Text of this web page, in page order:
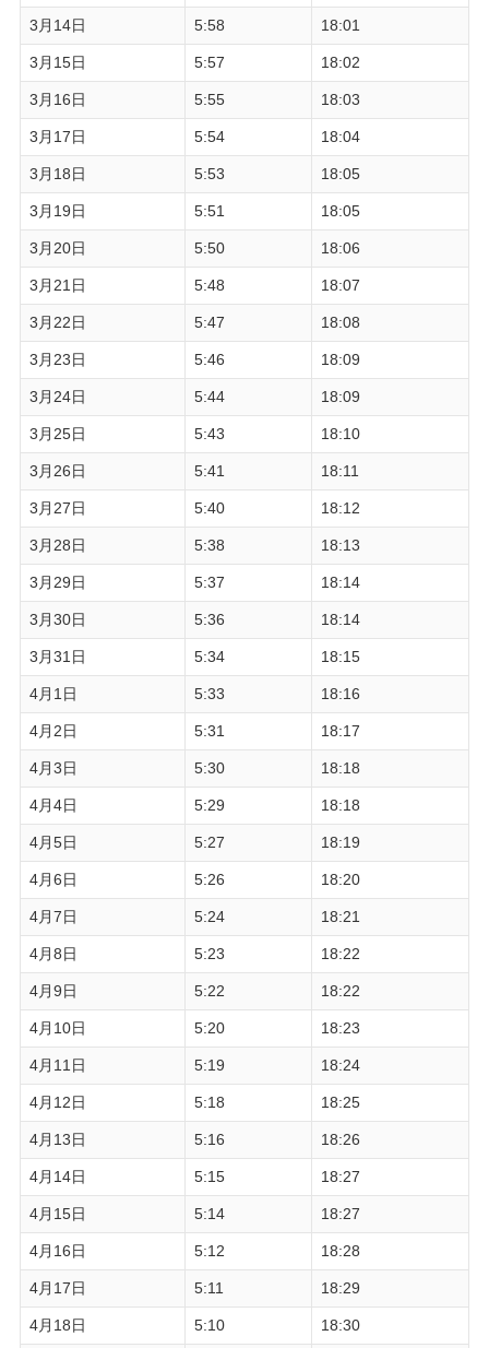
3月14日 5:58 18:01
3月15日 5:57 18:02
3月16日 5:55 18:03
3月17日 5:54 18:04
3月18日 5:53 18:05
3月19日 5:51 18:05
3月20日 5:50 18:06
3月21日 5:48 18:07
3月22日 5:47 18:08
3月23日 5:46 18:09
3月24日 5:44 18:09
3月25日 5:43 18:10
3月26日 5:41 18:11
3月27日 5:40 18:12
3月28日 5:38 18:13
3月29日 5:37 18:14
3月30日 5:36 18:14
3月31日 5:34 18:15
4月1日 5:33 18:16
4月2日 5:31 18:17
4月3日 5:30 18:18
4月4日 5:29 18:18
4月5日 5:27 18:19
4月6日 5:26 18:20
4月7日 5:24 18:21
4月8日 5:23 18:22
4月9日 5:22 18:22
4月10日 5:20 18:23
4月11日 5:19 18:24
4月12日 5:18 18:25
4月13日 5:16 18:26
4月14日 5:15 18:27
4月15日 5:14 18:27
4月16日 5:12 18:28
4月17日 5:11 18:29
4月18日 5:10 18:30